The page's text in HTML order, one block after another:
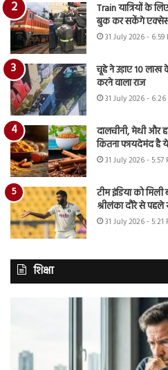
Train यात्रियों के
बुक कर सकेंगे
31 July 2026 - 6:59
चूहे ने उड़ाए 10 लाख
करने वाला राज
31 July 2026 - 6:26
दालचीनी, मेथी और
कितना फायदेमंद है
31 July 2026 - 5:57
टीम इंडिया को
श्रीलंका दौरे से पहले
31 July 2026 - 5:21
शिक्षा